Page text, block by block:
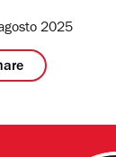
2025